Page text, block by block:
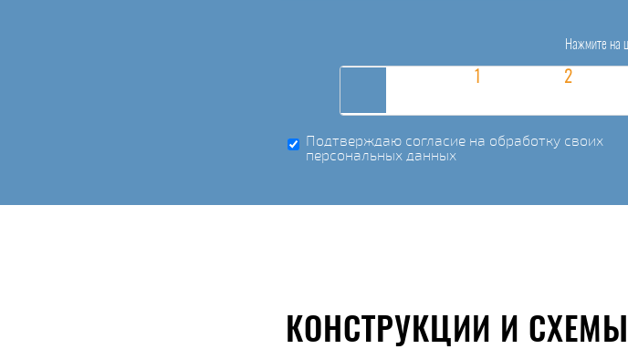
Нажмите на
Подтверждаю согласие на обработку своих
персональных данных
КОНСТРУКЦИИ И